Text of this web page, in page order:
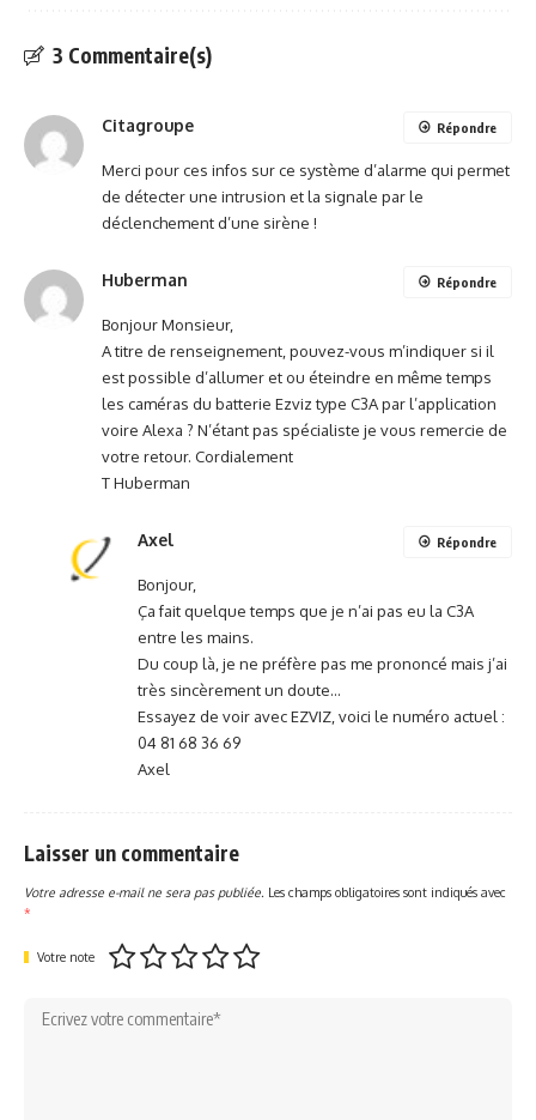
3 Commentaire(s)
Citagroupe
Merci pour ces infos sur ce système d’alarme qui permet
de détecter une intrusion et la signale par le
déclenchement d’une sirène !
Répondre
Huberman
Bonjour Monsieur,
A titre de renseignement, pouvez-vous m’indiquer si il
est possible d’allumer et ou éteindre en même temps
les caméras du batterie Ezviz type C3A par l’application
voire Alexa ? N’étant pas spécialiste je vous remercie de
votre retour. Cordialement
T Huberman
Répondre
Axel
Bonjour,
Ça fait quelque temps que je n’ai pas eu la C3A
entre les mains.
Du coup là, je ne préfère pas me prononcé mais j’ai
très sincèrement un doute…
Essayez de voir avec EZVIZ, voici le numéro actuel :
04 81 68 36 69
Axel
Répondre
Laisser un commentaire
Votre adresse e-mail ne sera pas publiée. Les champs obligatoires sont indiqués avec
*
Votre note